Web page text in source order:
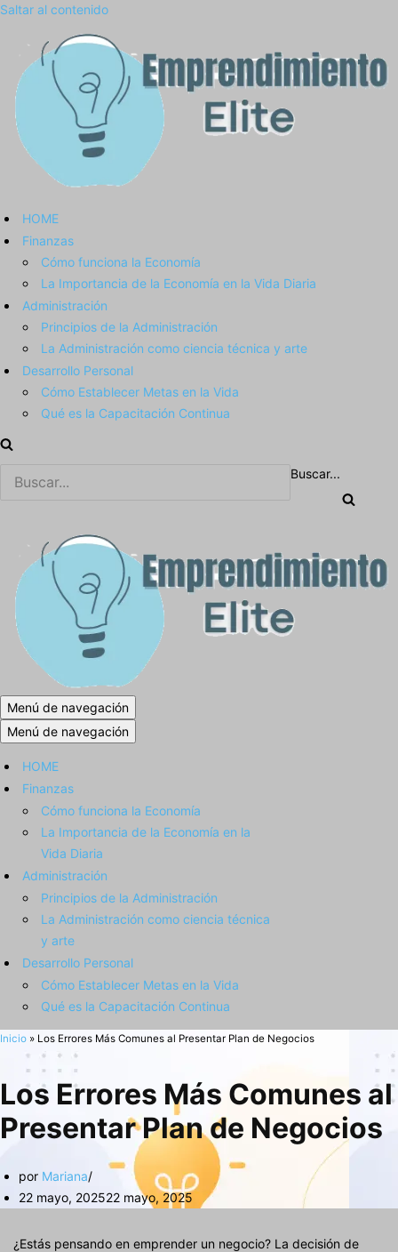
Saltar al contenido
HOME
Finanzas
Cómo funciona la Economía
La Importancia de la Economía en la Vida Diaria
Administración
Principios de la Administración
La Administración como ciencia técnica y arte
Desarrollo Personal
Cómo Establecer Metas en la Vida
Qué es la Capacitación Continua
Buscar...
Menú de navegación
Menú de navegación
HOME
Finanzas
Cómo funciona la Economía
La Importancia de la Economía en la
Vida Diaria
Administración
Principios de la Administración
La Administración como ciencia técnica
y arte
Desarrollo Personal
Cómo Establecer Metas en la Vida
Qué es la Capacitación Continua
Inicio » Los Errores Más Comunes al Presentar Plan de Negocios
Los Errores Más Comunes al
Presentar Plan de Negocios
por Mariana
22 mayo, 202522 mayo, 2025
¿Estás pensando en emprender un negocio? La decisión de